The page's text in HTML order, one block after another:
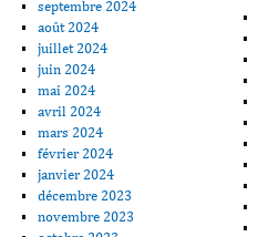
septembre 2024
août 2024
juillet 2024
juin 2024
mai 2024
avril 2024
mars 2024
février 2024
janvier 2024
décembre 2023
novembre 2023